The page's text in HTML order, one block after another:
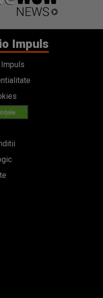
Impuls